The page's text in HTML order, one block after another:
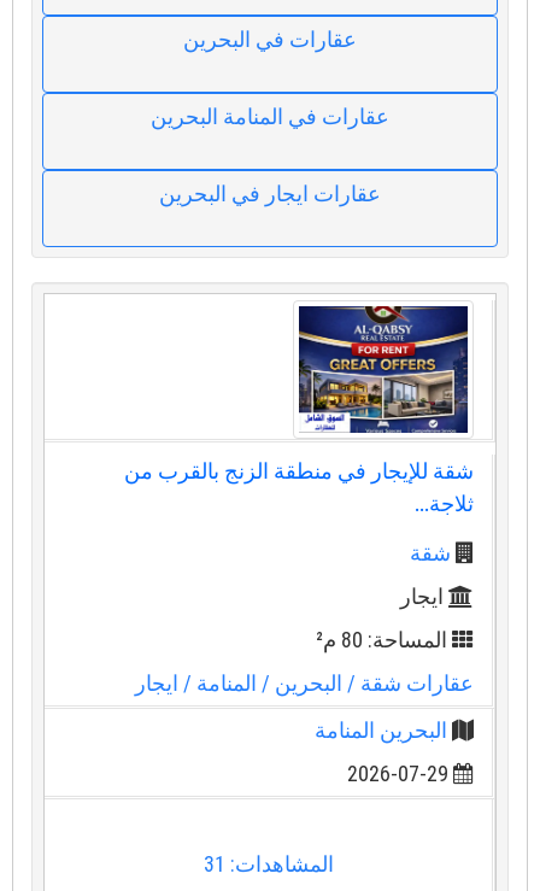
عقارات في البحرين
عقارات في المنامة البحرين
عقارات ايجار في البحرين
شقة للإيجار في منطقة الزنج بالقرب من
ثلاجة...
شقة
ايجار
المساحة: 80 م²
عقارات شقة / البحرين/ المنامة/ ايجار
البحرين المنامة
2026-07-29
المشاهدات: 31